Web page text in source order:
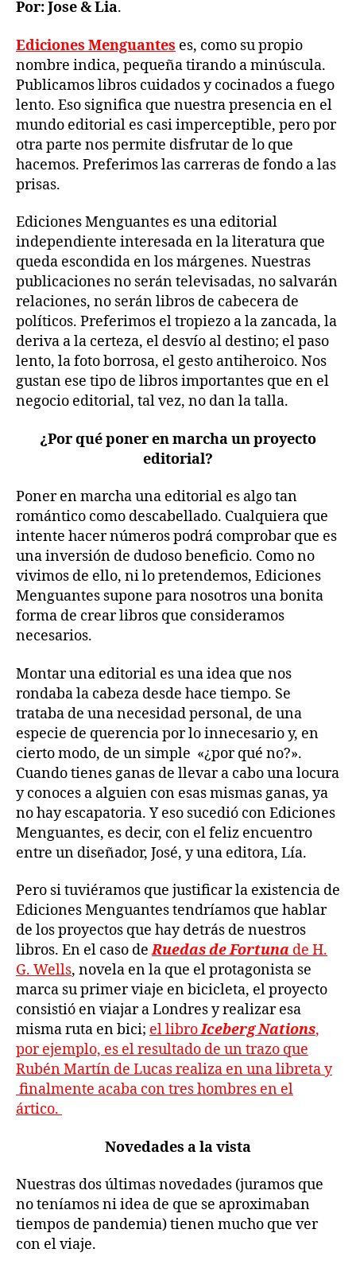
Por: Jose & Lia.
Ediciones Menguantes es, como su propio
nombre indica, pequeña tirando a minúscula.
Publicamos libros cuidados y cocinados a fuego
lento. Eso significa que nuestra presencia en el
mundo editorial es casi imperceptible, pero por
otra parte nos permite disfrutar de lo que
hacemos. Preferimos las carreras de fondo a las
prisas.
Ediciones Menguantes es una editorial
independiente interesada en la literatura que
queda escondida en los márgenes. Nuestras
publicaciones no serán televisadas, no salvarán
relaciones, no serán libros de cabecera de
políticos. Preferimos el tropiezo a la zancada, la
deriva a la certeza, el desvío al destino; el paso
lento, la foto borrosa, el gesto antiheroico. Nos
gustan ese tipo de libros importantes que en el
negocio editorial, tal vez, no dan la talla.
¿Por qué poner en marcha un proyecto
editorial?
Poner en marcha una editorial es algo tan
romántico como descabellado. Cualquiera que
intente hacer números podrá comprobar que es
una inversión de dudoso beneficio. Como no
vivimos de ello, ni lo pretendemos, Ediciones
Menguantes supone para nosotros una bonita
forma de crear libros que consideramos
necesarios.
Montar una editorial es una idea que nos
rondaba la cabeza desde hace tiempo. Se
trataba de una necesidad personal, de una
especie de querencia por lo innecesario y, en
cierto modo, de un simple «¿por qué no?».
Cuando tienes ganas de llevar a cabo una locura
y conoces a alguien con esas mismas ganas, ya
no hay escapatoria. Y eso sucedió con Ediciones
Menguantes, es decir, con el feliz encuentro
entre un diseñador, José, y una editora, Lía.
Pero si tuviéramos que justificar la existencia de
Ediciones Menguantes tendríamos que hablar
de los proyectos que hay detrás de nuestros
libros. En el caso deRuedas de Fortuna de H.
G. Wells, novela en la que el protagonista se
marca su primer viaje en bicicleta, el proyecto
consistió en viajar a Londres y realizar esa
misma ruta en bici; el libroIceberg Nations,
por ejemplo, es el resultado de un trazo que
Rubén Martín de Lucas realiza en una libreta y
finalmente acaba con tres hombres en el
ártico.
Novedades a la vista
Nuestras dos últimas novedades (juramos que
no teníamos ni idea de que se aproximaban
tiempos de pandemia) tienen mucho que ver
con el viaje.